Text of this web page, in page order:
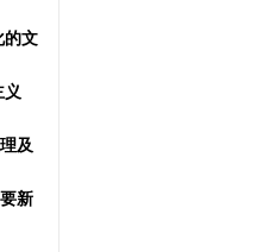
的文
义
及
新